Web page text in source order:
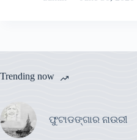
Trending now
ଫୁଟାଡଙ୍ଗାର ନାଉରୀ